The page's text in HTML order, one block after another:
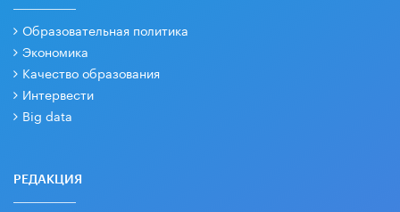
Образовательная политика
Экономика
Качество образования
Интервести
Big data
РЕДАКЦИЯ